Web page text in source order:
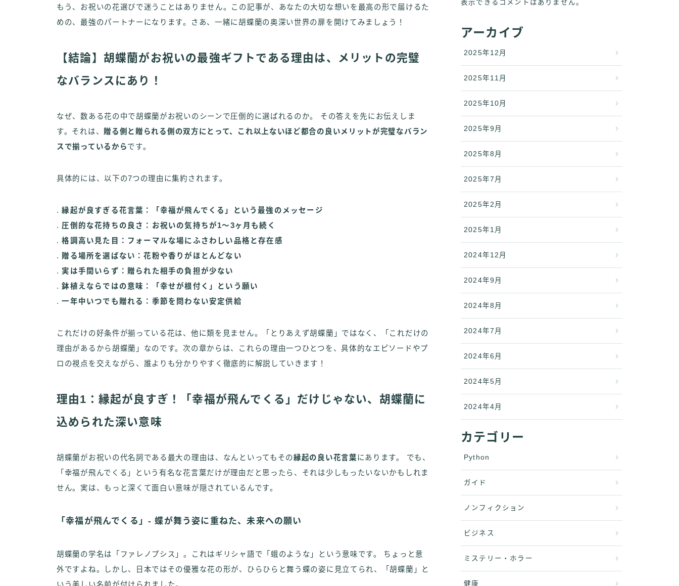
もう、お祝いの花選びで迷うことはありません。この記事が、あなたの大切な想いを最高の形で届けるた
めの、最強のパートナーになります。さあ、一緒に胡蝶蘭の奥深い世界の扉を開けてみましょう！
【結論】胡蝶蘭がお祝いの最強ギフトである理由は、メリットの完璧
なバランスにあり！
なぜ、数ある花の中で胡蝶蘭がお祝いのシーンで圧倒的に選ばれるのか。 その答えを先にお伝えしま
す。それは、 贈る側と贈られる側の双方にとって、これ以上ないほど都合の良いメリットが完璧なバラン
スで揃っているからです。
具体的には、以下の7つの理由に集約されます。
.縁起が良すぎる花言葉：「幸福が飛んでくる」という最強のメッセージ
. 圧倒的な花持ちの良さ：お祝いの気持ちが1〜3ヶ月も続く
.格調高い見た目：フォーマルな場にふさわしい品格と存在感
. 贈る場所を選ばない：花粉や香りがほとんどない
. 実は手間いらず：贈られた相手の負担が少ない
.鉢植えならではの意味：「幸せが根付く」という願い
.一年中いつでも贈れる：季節を問わない安定供給
これだけの好条件が揃っている花は、他に類を見ません。「とりあえず胡蝶蘭」ではなく、「これだけの
理由があるから胡蝶蘭」なのです。次の章からは、これらの理由一つひとつを、具体的なエピソードやプ
ロの視点を交えながら、誰よりも分かりやすく徹底的に解説していきます！
理由1：縁起が良すぎ！「幸福が飛んでくる」だけじゃない、胡蝶蘭に
込められた深い意味
胡蝶蘭がお祝いの代名詞である最大の理由は、なんといってもその縁起の良い花言葉にあります。 でも、
「幸福が飛んでくる」という有名な花言葉だけが理由だと思ったら、それは少しもったいないかもしれま
せん。実は、もっと深くて面白い意味が隠されているんです。
「幸福が飛んでくる」- 蝶が舞う姿に重ねた、未来への願い
胡蝶蘭の学名は「ファレノプシス」。これはギリシャ語で「蛾のような」という意味です。 ちょっと意
外ですよね。しかし、日本ではその優雅な花の形が、ひらひらと舞う蝶の姿に見立てられ、「胡蝶蘭」と
表示できるコメントはありません。
アーカイブ
2025年12月
2025年11月
2025年10月
2025年9月
2025年8月
2025年7月
2025年2月
2025年1月
2024年12月
2024年9月
2024年8月
2024年7月
2024年6月
2024年5月
2024年4月
カテゴリー
Python
ガイド
ノンフィクション
ビジネス
ミステリー・ホラー
健康